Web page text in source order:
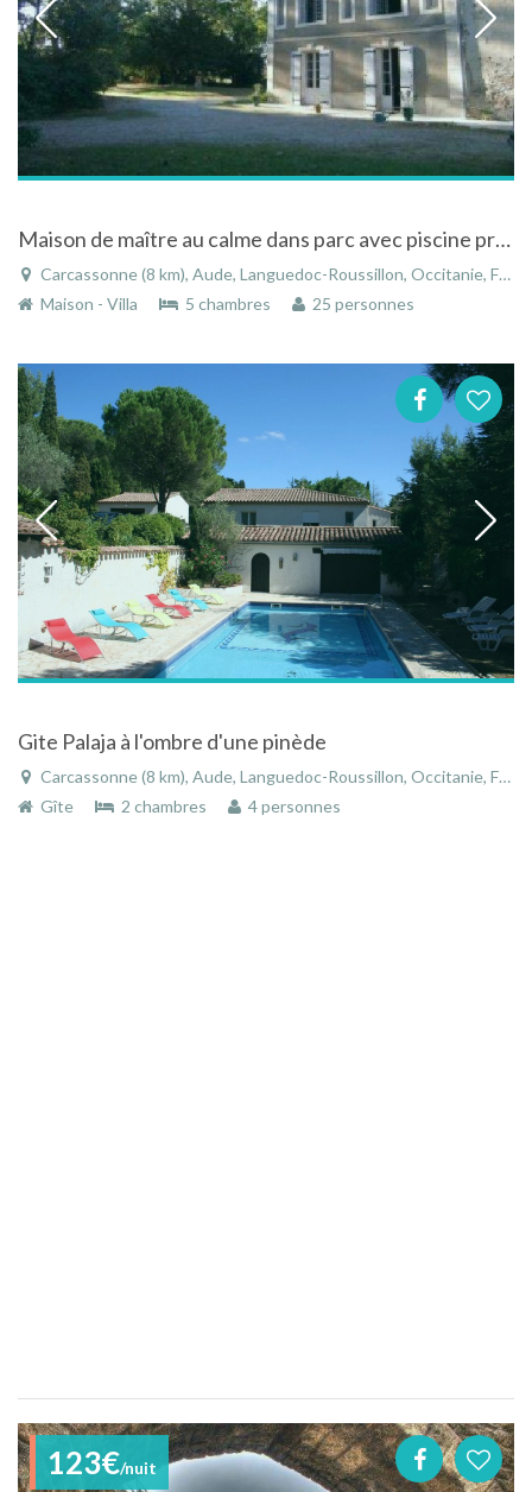
Maison de maître au calme dans parc avec piscine près de Carcassonne dans le Languedoc-Roussillon
Carcassonne (8 km), Aude, Languedoc-Roussillon, Occitanie, France
Maison - Villa
5 chambres 25 personnes
Gite Palaja à l'ombre d'une pinède
Carcassonne (8 km), Aude, Languedoc-Roussillon, Occitanie, France
Gîte
2 chambres 4 personnes
123€/nuit